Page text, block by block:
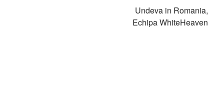
Undeva in Romania,
Echipa WhiteHeaven